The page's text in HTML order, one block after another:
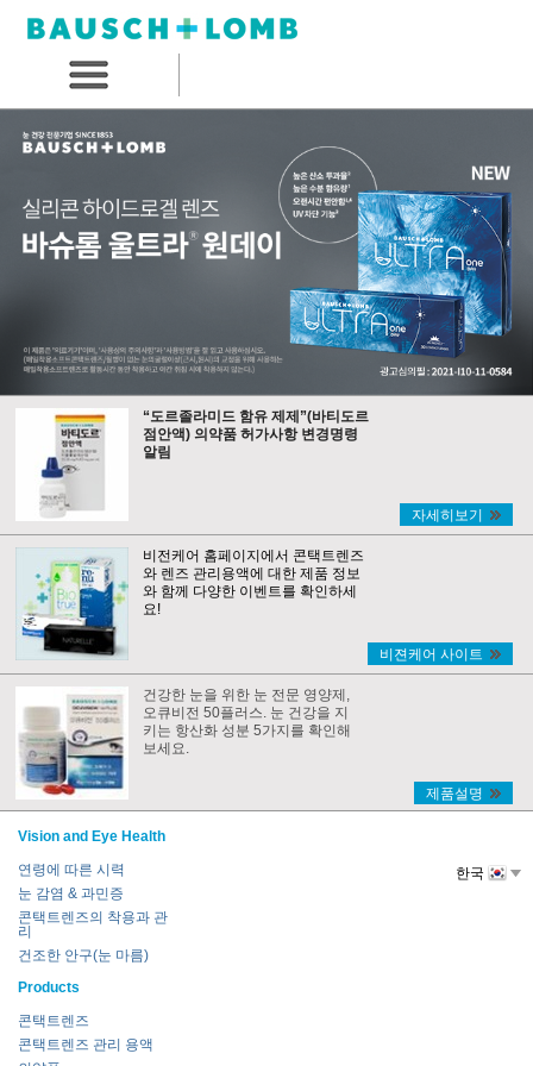
“도르졸라미드 함유 제제”(바티도르
점안액) 의약품 허가사항 변경명령
알림
자세히보기
비전케어 홈페이지에서 콘택트렌즈
와 렌즈 관리용액에 대한 제품 정보
와 함께 다양한 이벤트를 확인하세
요!
비젼케어 사이트
건강한 눈을 위한 눈 전문 영양제,
오큐비전 50플러스. 눈 건강을 지
키는 항산화 성분 5가지를 확인해
보세요.
제품설명
Vision and Eye Health
연령에 따른 시력
눈 감염 & 과민증
콘택트렌즈의 착용과 관
리
건조한 안구(눈 마름)
Products
콘택트렌즈
콘택트렌즈 관리 용액
한국